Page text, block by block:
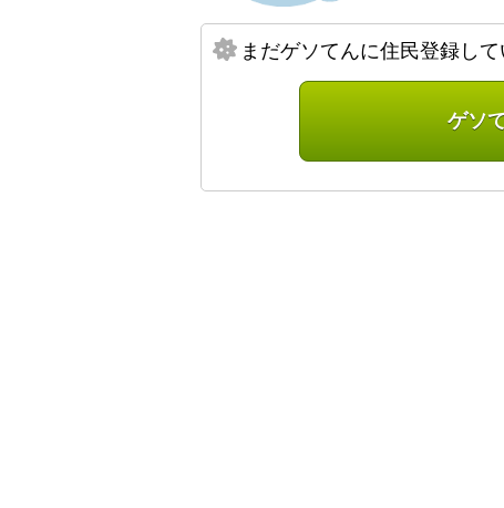
まだゲソてんに住民登録し
ゲソ